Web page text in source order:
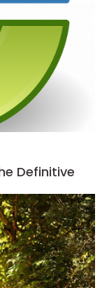
Definitive